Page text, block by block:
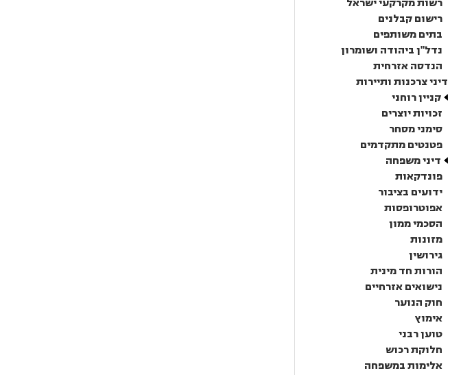
רשות מקרקעי ישראל
רישום קבלנים
בתים משותפים
נדל"ן ביהודה ושומרון
הנדסה אזרחית
דיני צרכנות ותיירות
קניין רוחני
זכויות יוצרים
סימני מסחר
פטנטים מתקדמים
דיני משפחה
פונדקאות
ידועים בציבור
אפוטרופסות
הסכמי ממון
מזונות
גירושין
הורות חד מינית
נישואים אזרחיים
חוק הנוער
אימוץ
טוען רבני
חלוקת רכוש
אלימות במשפחה